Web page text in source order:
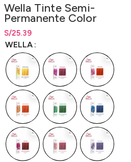
Wella Tinte Semi-
Permanente Color
Fresh Create 60ml.
S/25.39
Rango de precios: desde
hasta S/ 25.39
WELLA